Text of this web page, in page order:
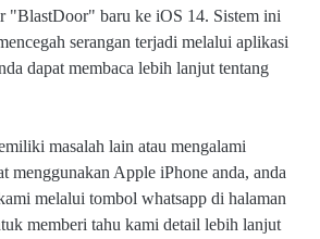
"BlastDoor" baru ke iOS 14. Sistem ini
serangan terjadi melalui aplikasi
dapat membaca lebih lanjut tentang
masalah lain atau mengalami
menggunakan Apple iPhone anda, anda
melalui tombol whatsapp di halaman
memberi tahu kami detail lebih lanjut